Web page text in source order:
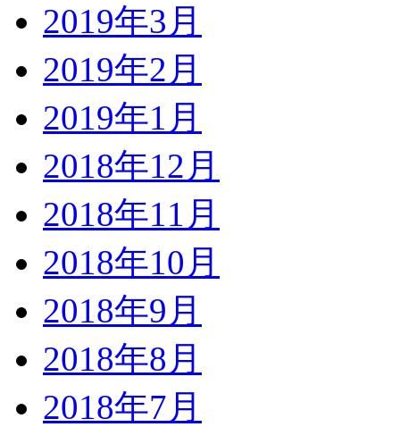
2019年3月
2019年2月
2019年1月
2018年12月
2018年11月
2018年10月
2018年9月
2018年8月
2018年7月